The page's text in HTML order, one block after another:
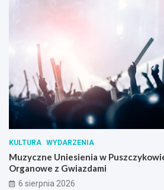
KULTURA WYDARZENIA
Muzyczne Uniesienia w
Organowe z Gwiazdami
6 sierpnia 2026